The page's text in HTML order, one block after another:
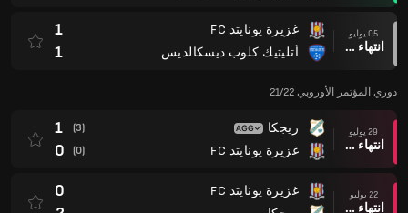
05 يوليو
انتهاء وقت المباراة
غزيرة يونايتد FC
أتليتيك كلوب ديسكالديس
1
1
دوري المؤتمر الأوروبي 21/22
29 يوليو
انتهاء وقت المباراة
ريجكا
غزيرة يونايتد FC
(3)
1
(0)
0
22 يوليو
انتهاء وقت المباراة
غزيرة يونايتد FC
0